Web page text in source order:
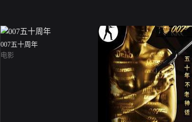
007五十周年
电影